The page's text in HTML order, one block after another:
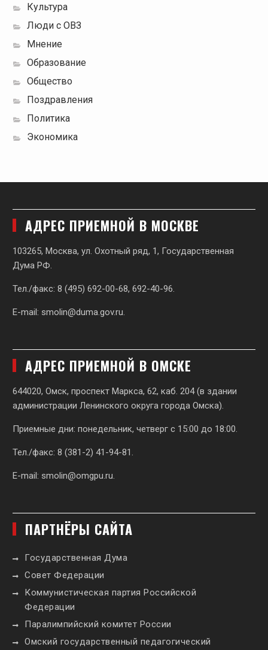
Культура
Люди с ОВЗ
Мнение
Образование
Общество
Поздравления
Политика
Экономика
АДРЕС ПРИЕМНОЙ В МОСКВЕ
103265, Москва, ул. Охотный ряд, 1, Государственная
Дума РФ.
Тел./факс: 8 (495) 692-00-68, 692-40-96.
E-mail: smolin@duma.gov.ru.
АДРЕС ПРИЕМНОЙ В ОМСКЕ
644020, Омск, проспект Маркса, 62, каб. 204 (в здании
администрации Ленинского округа города Омска).
Приемные дни: понедельник, четверг с 15:00 до 18:00.
Тел./факс: 8 (381-2) 41-94-81.
E-mail: smolin@omgpu.ru.
ПАРТНЁРЫ САЙТА
Государственная Дума
Совет Федерации
Коммунистическая партия Российской
Федерации
Паралимпийский комитет России
Омский государственный педагогический